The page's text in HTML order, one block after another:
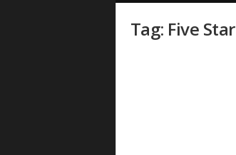
Tag: Five Star